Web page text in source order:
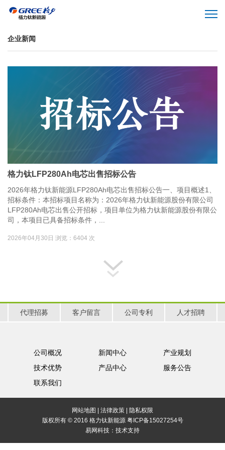
企业新闻
格力钛LFP280Ah电芯出售招标公告
2026年格力钛新能源LFP280Ah电芯出售招标公告一、项目概述1、
招标条件：本招标项目名称为：2026年格力钛新能源股份有限公司
LFP280Ah电芯出售公开招标，项目单位为格力钛新能源股份有限公
司，本项目已具备招标条件，...
2026年04月30日 浏览：6404 次
代理招募 客户留言 公司专利 人才招聘
公司概况 新闻中心
产业规划
技术优势
产品中心
服务公告
联系我们
网站地图 法律政策
隐私权限
版权所有 © 2016 格力钛新能源 粤ICP备15027254号
易网科技： 技术支持